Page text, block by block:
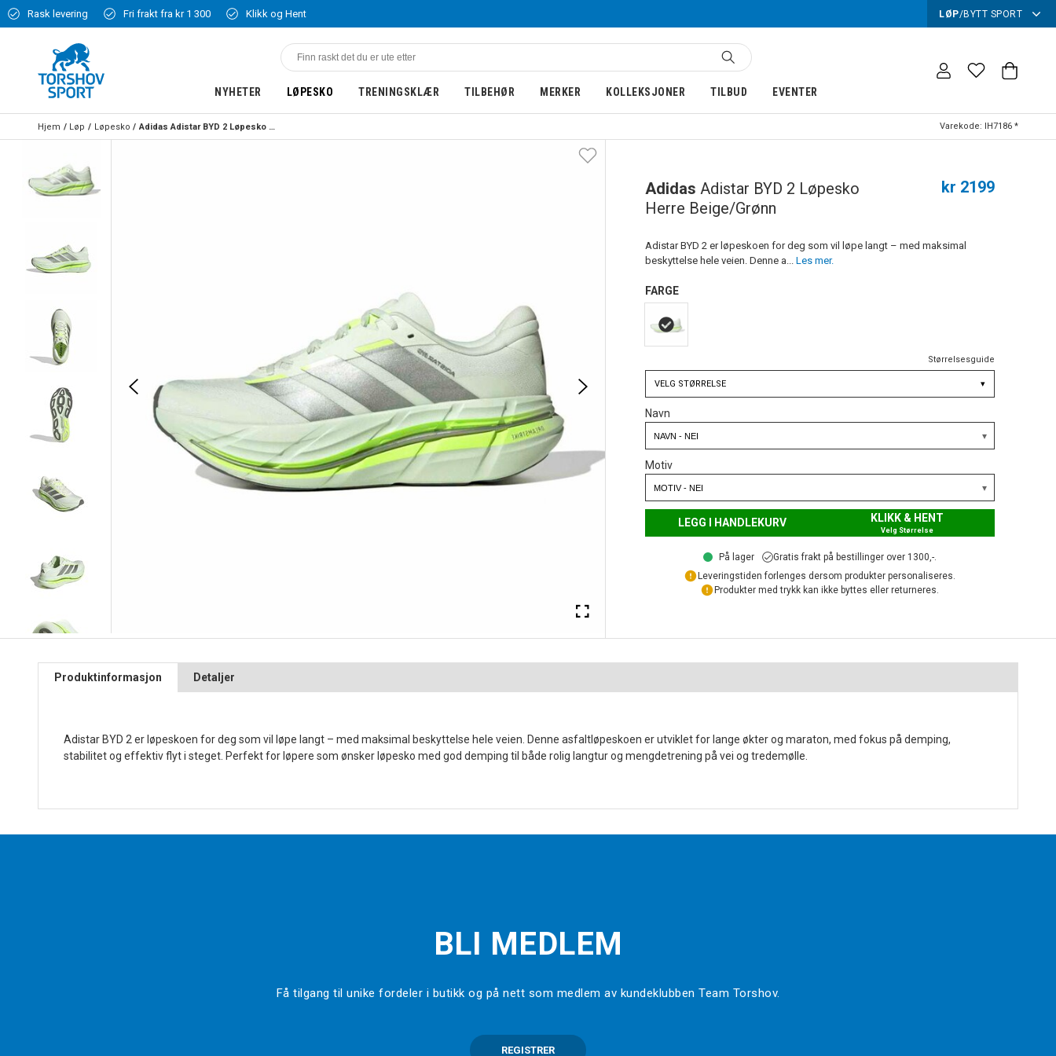
Rask levering Fri frakt fra kr 1 300 Klikk og Hent LØP/BYTT SPORT
NYHETER LØPESKO TRENINGSKLÆR TILBEHØR MERKER KOLLEKSJONER TILBUD EVENTER
Hjem Løp Løpesko Adidas Adistar BYD 2 Løpesko Herre Beige/Grønn Varekode: IH7186 *
Adidas Adistar BYD 2 Løpesko
Herre Beige/Grønn
kr 2199
Adistar BYD 2 er løpeskoen for deg som vil løpe langt – med maksimal
beskyttelse hele veien. Denne a... Les mer.
FARGE
Størrelsesguide
VELG STØRRELSE ▾
Navn
Motiv
LEGG I HANDLEKURV KLIKK & HENT
Velg Størrelse
På lager
Gratis frakt på bestillinger over 1300,-.
Leveringstiden forlenges dersom produkter personaliseres.
Produkter med trykk kan ikke byttes eller returneres.
Produktinformasjon Detaljer
Adistar BYD 2 er løpeskoen for deg som vil løpe langt – med maksimal beskyttelse hele veien. Denne asfaltløpeskoen er utviklet for lange økter og maraton, med fokus på demping,
stabilitet og effektiv flyt i steget. Perfekt for løpere som ønsker løpesko med god demping til både rolig langtur og mengdetrening på vei og tredemølle.
BLI MEDLEM
Få tilgang til unike fordeler i butikk og på nett som medlem av kundeklubben Team Torshov.
REGISTRER